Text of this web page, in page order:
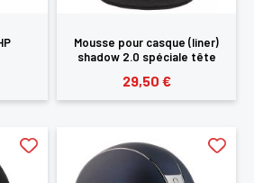
Mousse pour casque (liner)
shadow 2.0 spéciale tête
29,50 €